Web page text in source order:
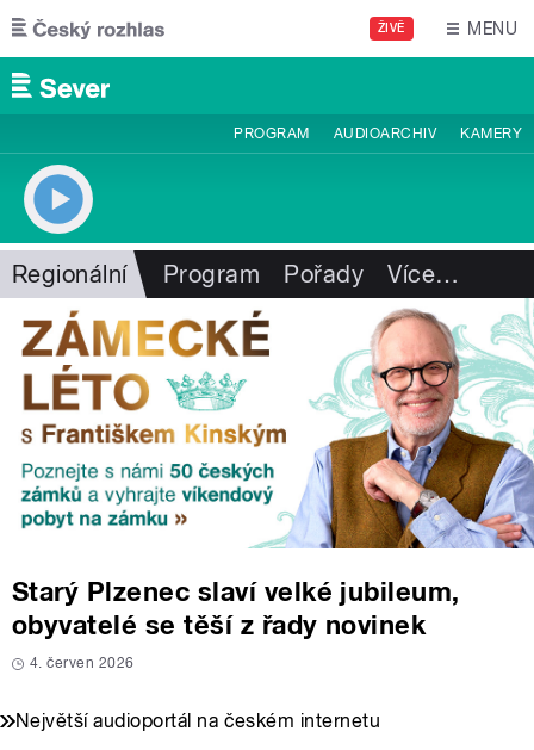
Přejít k hlavnímu obsahu
ŽIVĚ MENU
PROGRAM AUDIOARCHIV KAMERY
Regionální Program Pořady Více…
Starý Plzenec slaví velké jubileum,
obyvatelé se těší z řady novinek
4. červen 2026
Největší audioportál na českém internetu